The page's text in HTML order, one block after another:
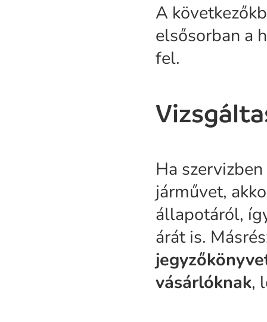
A
elsősorban a
fel.
Ha
járművet,
állapotáról,
árát is.
vásárlóknak,